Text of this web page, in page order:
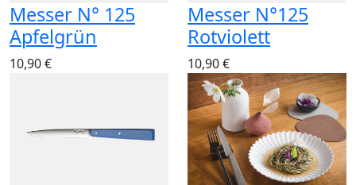
Messer N° 125
Apfelgrün
10,90 €
Messer N°125
Rotviolett
10,90 €